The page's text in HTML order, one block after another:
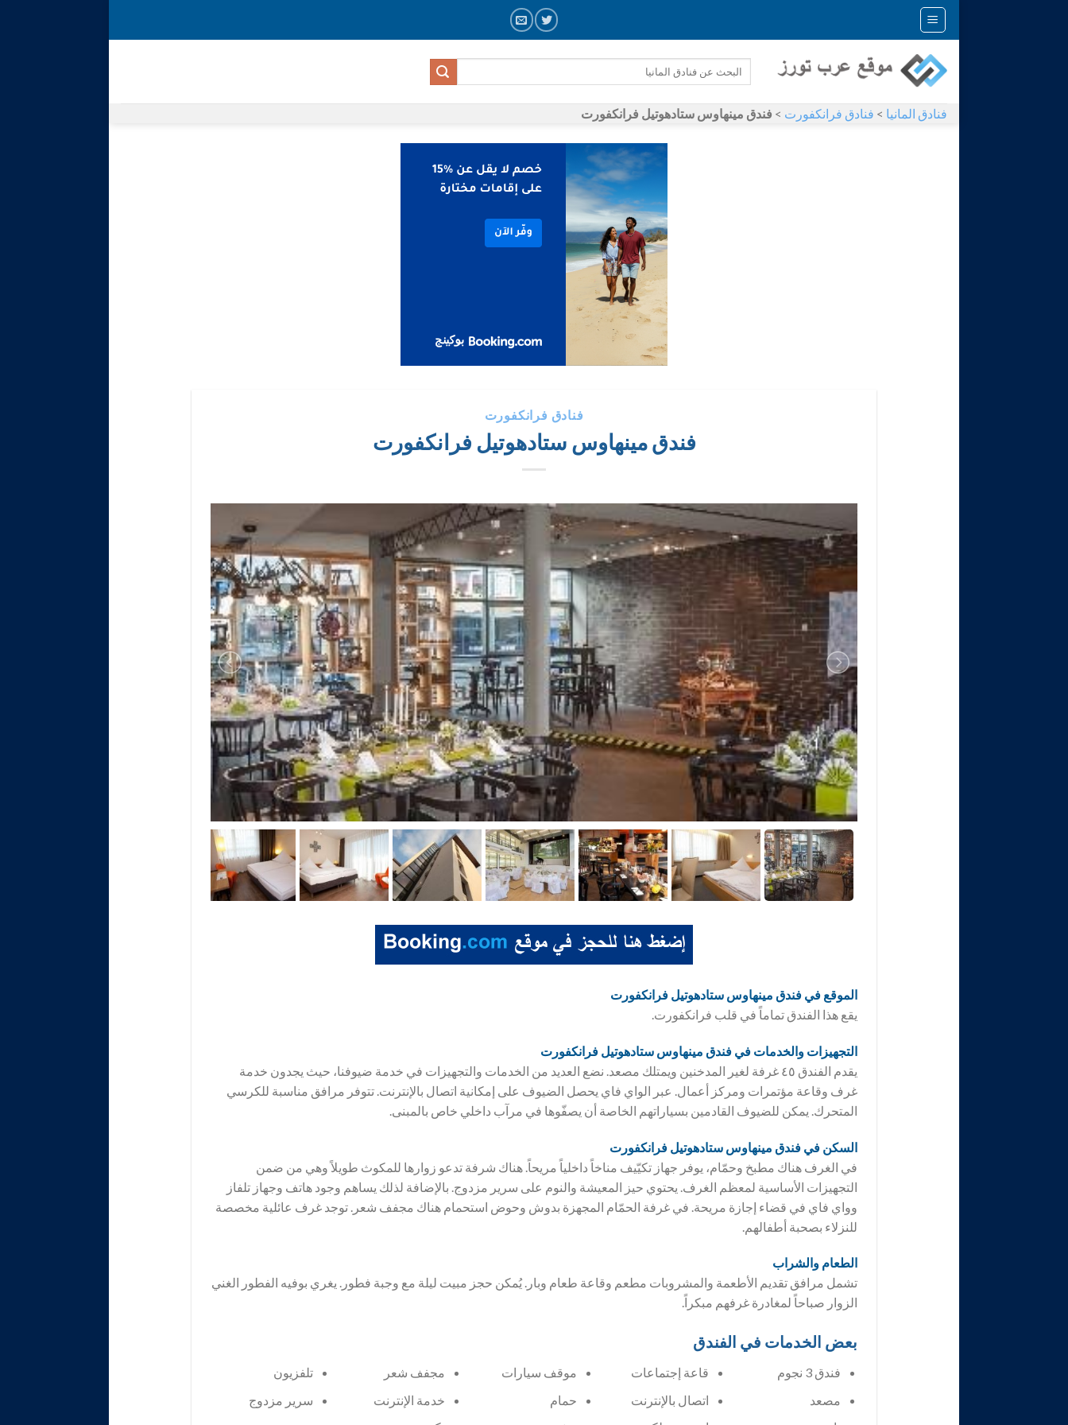
Skip
فنادق المانيا > فنادق فرانكفورت > فندق مينهاوس ستادهوتيل فرانكفورت
فنادق فرانكفورت
فندق مينهاوس ستادهوتيل فرانكفورت
الموقع في فندق مينهاوس ستادهوتيل فرانكفورت
يقع هذا الفندق تماماً في قلب فرانكفورت.
التجهيزات والخدمات في فندق مينهاوس ستادهوتيل فرانكفورت
يقدم الفندق ٤٥ غرفة لغير المدخنين ويمتلك مصعد. نضع العديد من الخدمات والتجهيزات في خدمة ضيوفنا، حيث يجدون خدمة
غرف وقاعة مؤتمرات ومركز أعمال. عبر الواي فاي يحصل الضيوف على إمكانية اتصال بالإنترنت. تتوفر مرافق مناسبة للكرسي
المتحرك. يمكن للضيوف القادمين بسياراتهم الخاصة أن يصفّوها في مرآب داخلي خاص بالمبنى.
السكن في فندق مينهاوس ستادهوتيل فرانكفورت
في الغرف هناك مطبخ وحمّام، يوفر جهاز تكيّيف مناخاً داخلياً مريحاً. هناك شرفة تدعو زوارها للمكوث طويلاً وهي من ضمن
التجهيزات الأساسية لمعظم الغرف. يحتوي حيز المعيشة والنوم على سرير مزدوج. بالإضافة لذلك يساهم وجود هاتف وجهاز تلفاز
وواي فاي في قضاء إجازة مريحة. في غرفة الحمّام المجهزة بدوش وحوض استحمام هناك مجفف شعر. توجد غرف عائلية مخصصة
للنزلاء بصحبة أطفالهم.
الطعام والشراب
تشمل مرافق تقديم الأطعمة والمشروبات مطعم وقاعة طعام وبار. يُمكن حجز مبيت ليلة مع وجبة فطور. يغري بوفيه الفطور الغني
الزوار صباحاً لمغادرة غرفهم مبكراً.
بعض الخدمات في الفندق
فندق 3 نجوم
مصعد
قاعة إجتماعات
اتصال بالإنترنت
موقف سيارات
حمام
مجفف شعر
خدمة الإنترنت
تلفزيون
سرير مزدوج